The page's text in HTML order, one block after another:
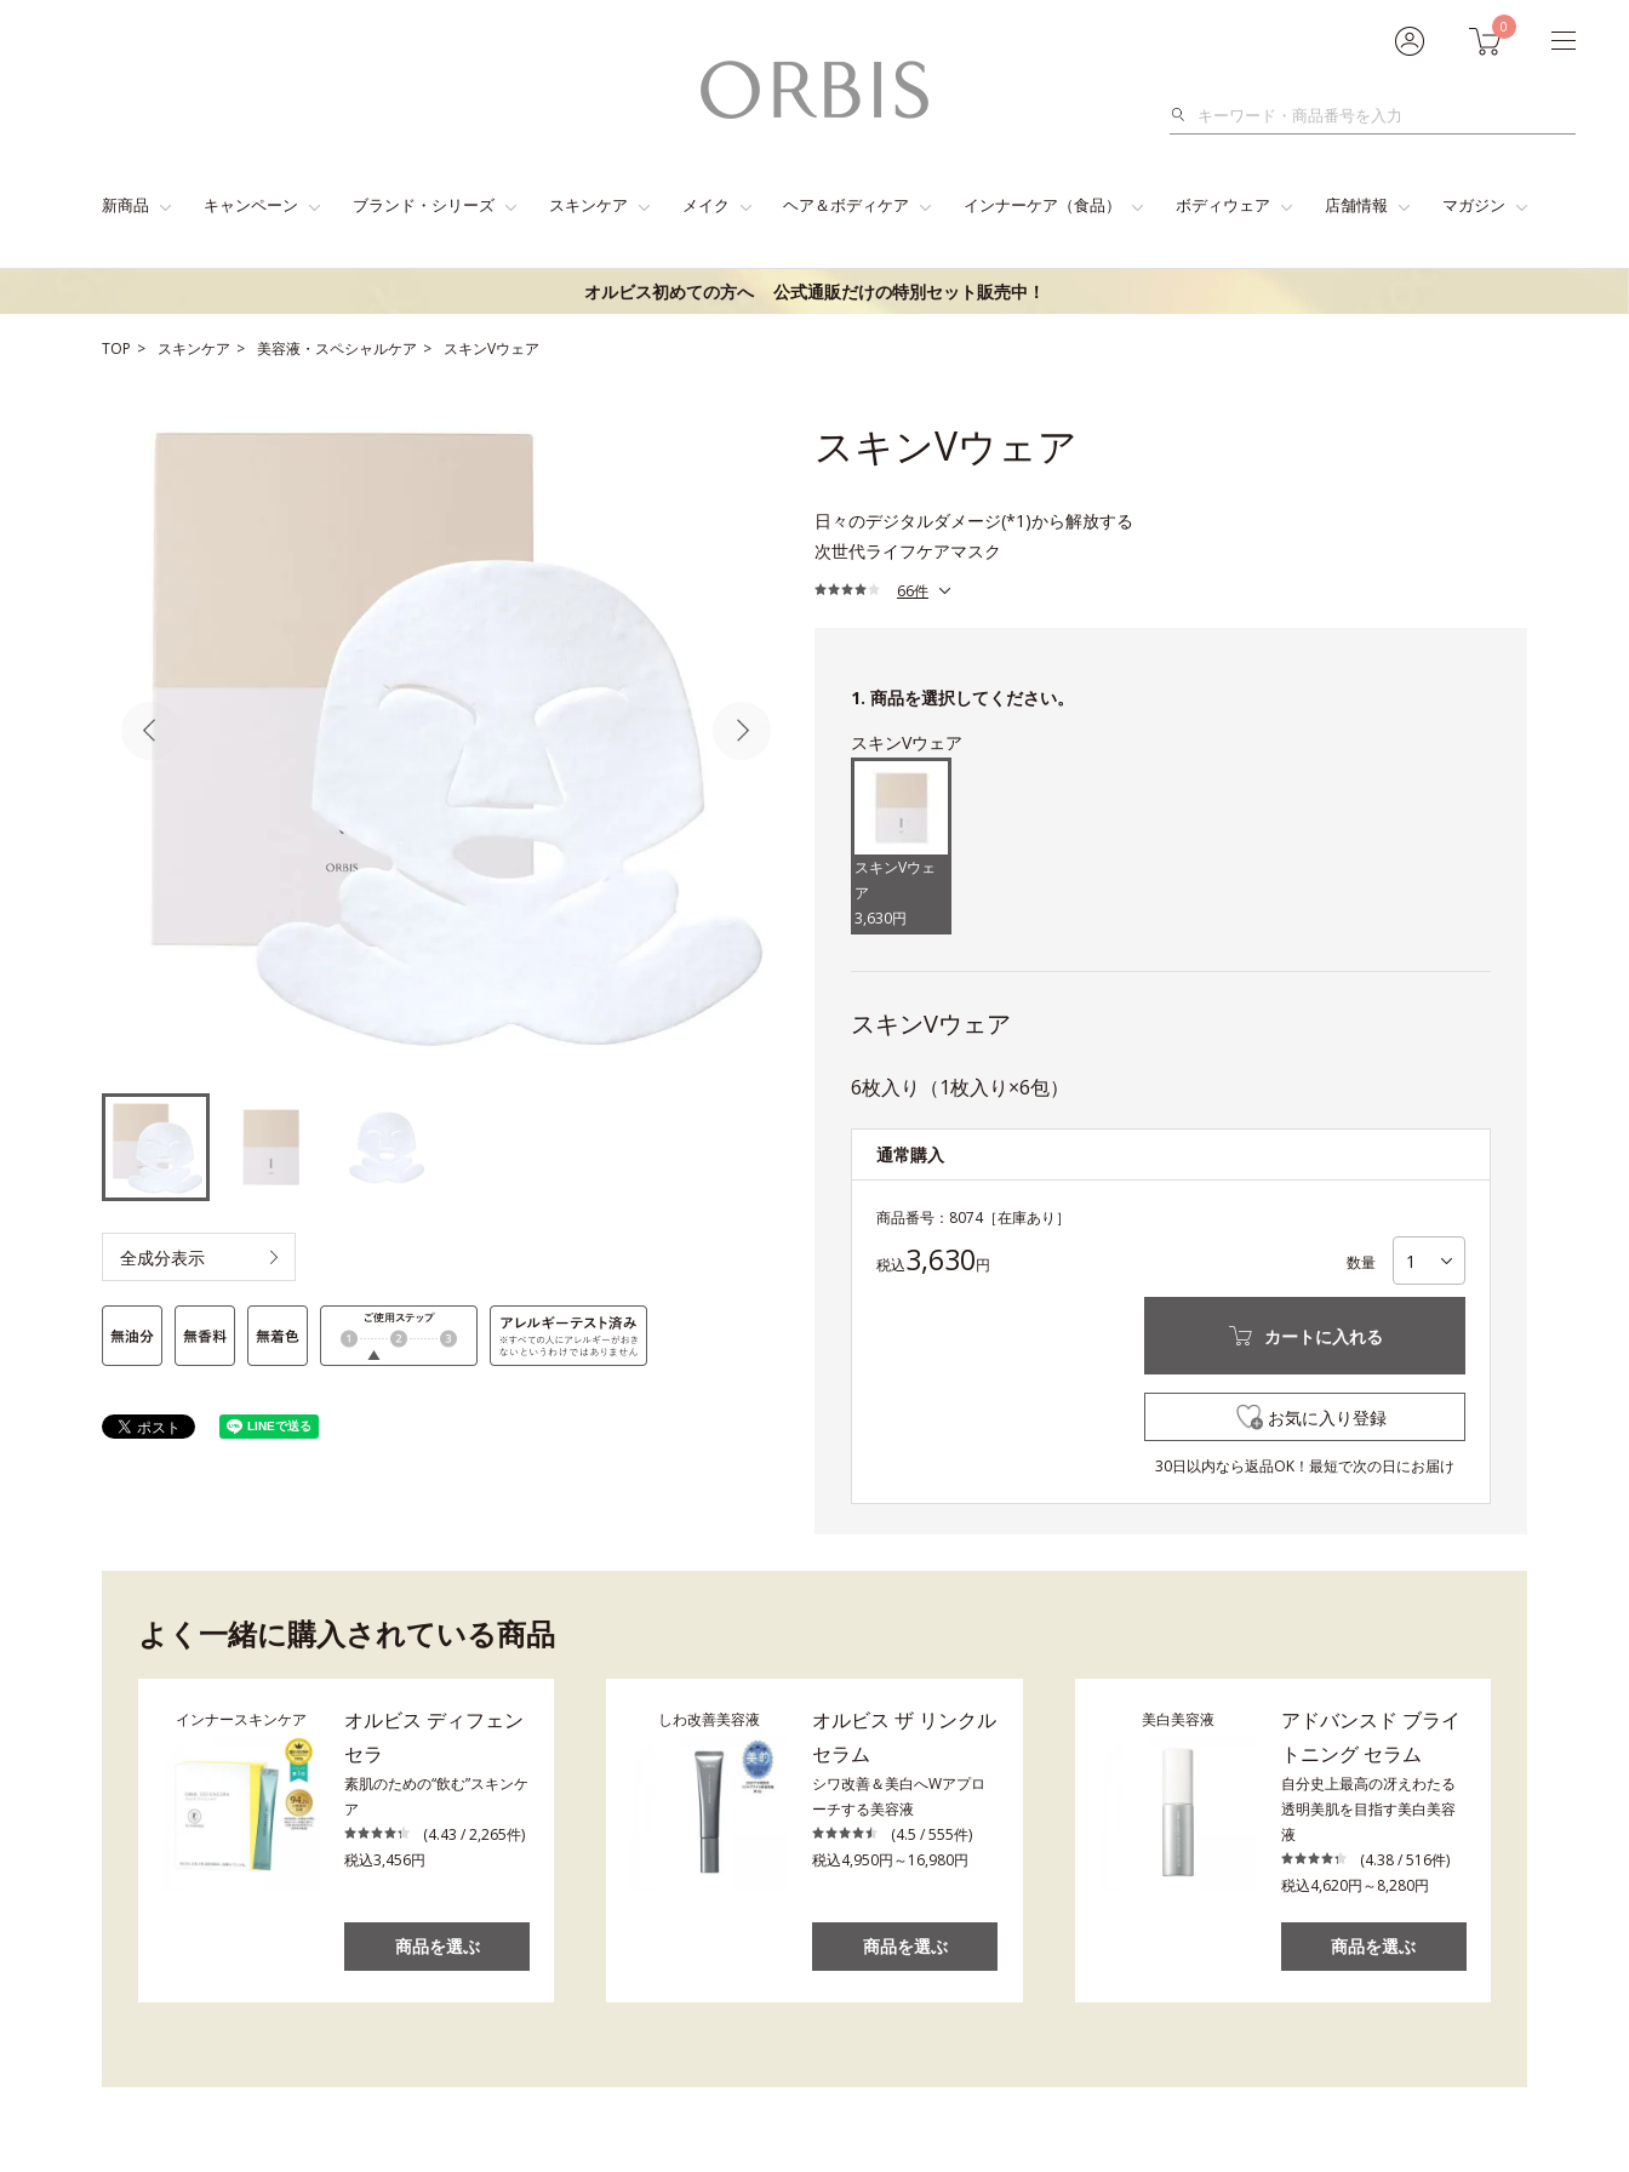
0
検
新商品 キャンペーン ブランド・シリーズ スキンケア メイク ヘア＆ボディケア インナーケア（食品） ボディウェア 店舗情報 マガジン
オルビス初めての方へ 公式通販だけの特別セット販売中！
TOP スキンケア 美容液・スペシャルケア スキンVウェア
スキンVウェア
日々のデジタルダメージ(*1)から解放する
次世代ライフケアマスク
66件
全成分表示
1. 商品を選択してください。
スキンVウェア
スキンVウェ
ア
3,630円
スキンVウェア
6枚入り（1枚入り×6包）
通常購入
商品番号： 8074［在庫あり］
税込3,630円 数量
カートに入れる
お気に入り登録
30日以内なら返品OK！最短で次の日にお届け
よく一緒に購入されている商品
インナースキンケア
オルビス ディフェン
セラ
素肌のための“飲む”スキンケ
ア
(4.43 / 2,265件)
税込3,456円
商品を選ぶ
しわ改善美容液
オルビス ザ リンクル
セラム
シワ改善＆美白へWアプロ
ーチする美容液
(4.5 / 555件)
税込4,950円～16,980円
商品を選ぶ
美白美容液
アドバンスド ブライ
トニング セラム
自分史上最高の冴えわたる
透明美肌を目指す美白美容
液
(4.38 / 516件)
税込4,620円～8,280円
商品を選ぶ